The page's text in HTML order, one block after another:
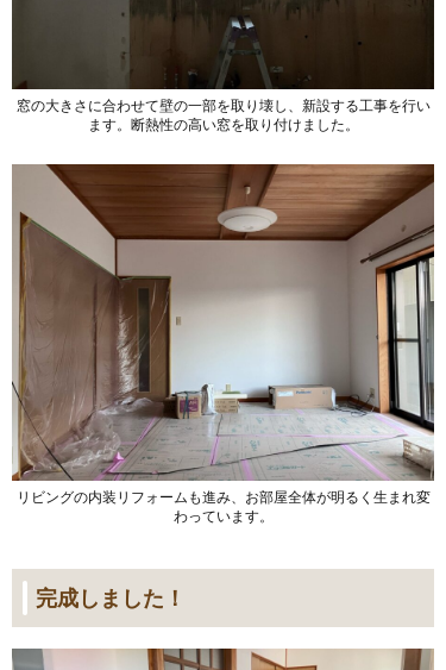
窓の大きさに合わせて壁の一部を取り壊し、新設する工事を行い
ます。断熱性の高い窓を取り付けました。
リビングの内装リフォームも進み、お部屋全体が明るく生まれ変
わっています。
完成しました！